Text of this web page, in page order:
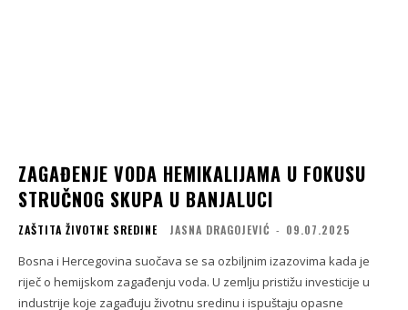
ZAGAĐENJE VODA HEMIKALIJAMA U FOKUSU
STRUČNOG SKUPA U BANJALUCI
ZAŠTITA ŽIVOTNE SREDINE JASNA DRAGOJEVIĆ - 09.07.2025
Bosna i Hercegovina suočava se sa ozbiljnim izazovima kada je
riječ o hemijskom zagađenju voda. U zemlju pristižu investicije u
industrije koje zagađuju životnu sredinu i ispuštaju opasne